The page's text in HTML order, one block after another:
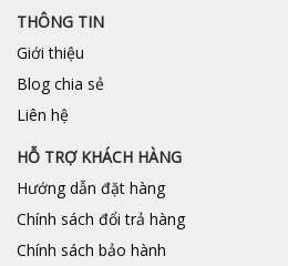
THÔNG TIN
Giới thiệu
Blog chia sẻ
Liên hệ
HỖ TRỢ KHÁCH HÀNG
Hướng dẫn đặt hàng
Chính sách đổi trả hàng
Chính sách bảo hành